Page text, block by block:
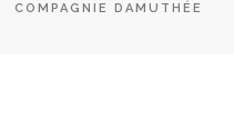
COMPAGNIE DAMUTHÉE